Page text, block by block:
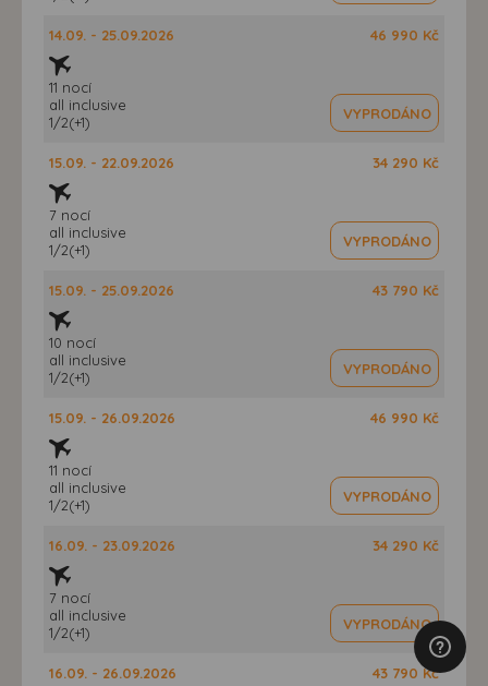
14.09. - 25.09.2026
11 nocí
all inclusive
1/2(+1)
46 990 Kč
VYPRODÁNO
15.09. - 22.09.2026
7 nocí
all inclusive
1/2(+1)
34 290 Kč
VYPRODÁNO
15.09. - 25.09.2026
10 nocí
all inclusive
1/2(+1)
43 790 Kč
VYPRODÁNO
15.09. - 26.09.2026
11 nocí
all inclusive
1/2(+1)
46 990 Kč
VYPRODÁNO
16.09. - 23.09.2026
7 nocí
all inclusive
1/2(+1)
34 290 Kč
VYPRODÁNO
16.09. - 26.09.2026 43 790 Kč